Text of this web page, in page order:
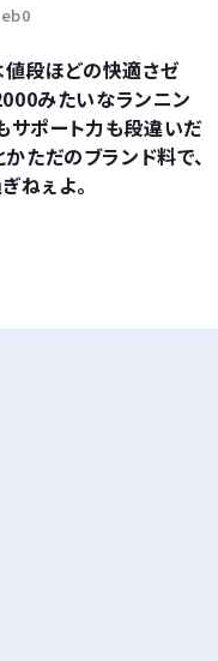
段ほどの快適さゼ
みたいなランニン
サポート力も段違いだ
ただのブランド料で、
ねぇよ。